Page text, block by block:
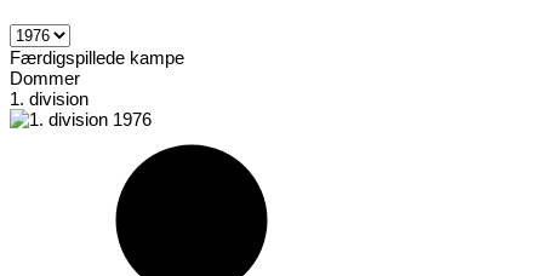
Færdigspillede kampe
Dommer
1. division